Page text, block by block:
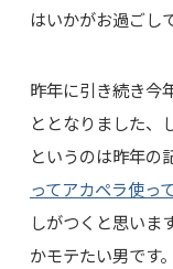
はいかがお過ごし
昨年に引き続き今
ととなりました、
というのは昨年の
ってアカペラ使っ
しがつくと思いま
かモテたい男です